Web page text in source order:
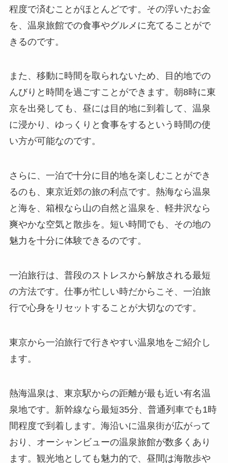
程度で済むことがほとんどです。その浮いたお金
を、温泉旅館での食事やグルメに充てることがで
きるのです。
また、移動に時間を取られないため、目的地での
んびりと時間を過ごすことができます。朝8時に東
京を出発しても、昼には目的地に到着して、温泉
に浸かり、ゆっくりと食事をするという時間の使
い方が可能なのです。
さらに、一泊で十分に目的地を楽しむことができ
るのも、東京近郊の旅の利点です。熱海なら温泉
と海を、箱根なら山の自然と温泉を、軽井沢なら
爽やかな空気と散歩を。短い時間でも、その地の
魅力を十分に体験できるのです。
一泊旅行は、普段のストレスから解放される最短
の方法です。仕事が忙しい時だからこそ、一泊旅
行で心身をリセットすることが大切なのです。
東京から一泊旅行で行きやすい温泉地をご紹介し
ます。
熱海温泉は、東京駅からの距離が最も近い有名温
泉地です。新幹線なら最短35分、普通列車でも1時
間程度で到着します。海沿いに温泉街が広がって
おり、オーシャンビューの温泉旅館が数多くあり
ます。観光地としても魅力的で、昼間は海散歩や